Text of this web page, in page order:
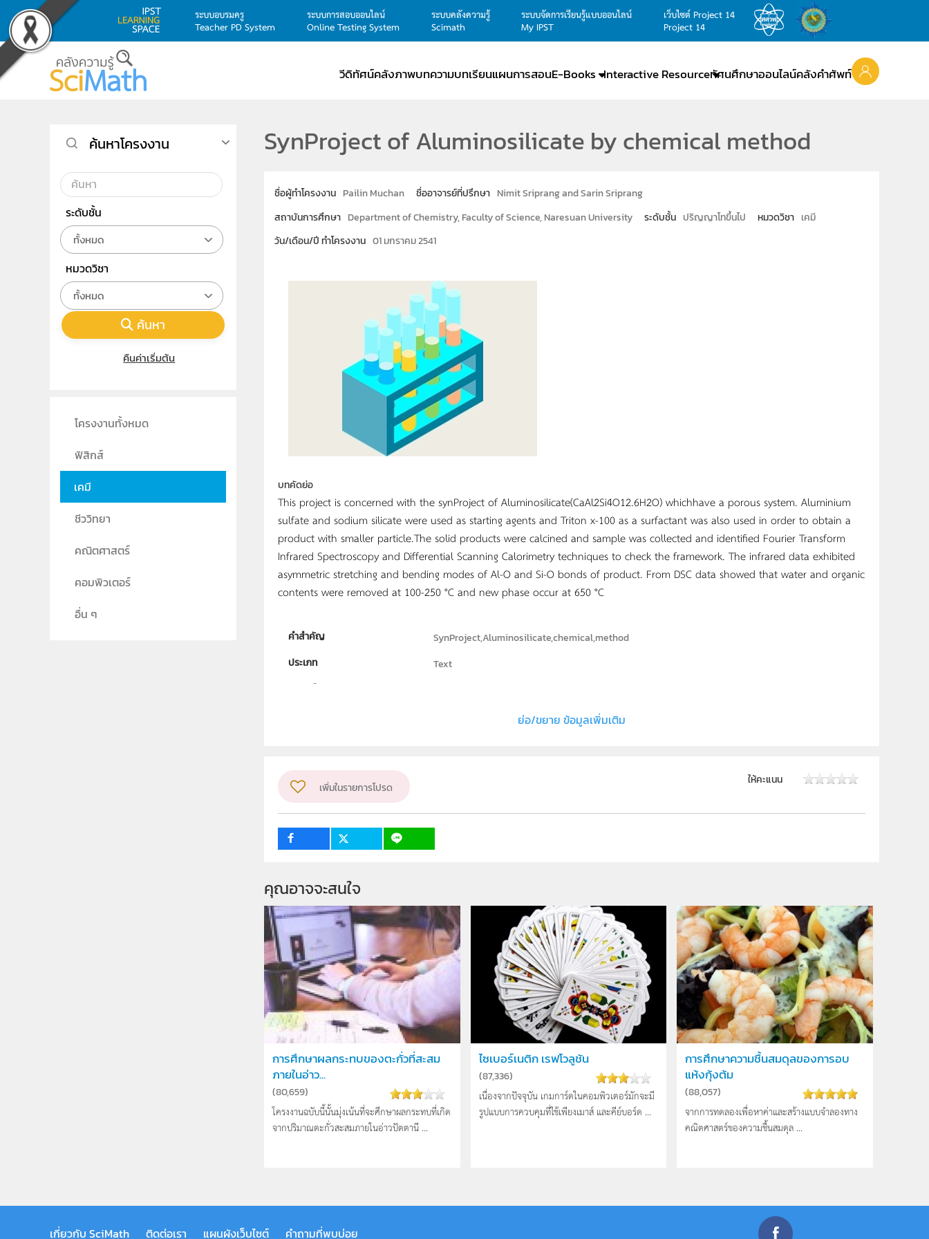
Skip to main content
ระบบอบรมครู
Teacher PD System
ระบบการสอบออนไลน์
Online Testing System
ระบบคลังความรู้
Scimath
ระบบจัดการเรียนรู้แบบออนไลน์
My IPST
เว็บไซต์ Project 14
Project 14
วีดิทัศน์คลังภาพบทความบทเรียนแผนการสอนE-Books Interactive Resourceทัศนศึกษาออนไลน์คลังคำศัพท์
SynProject of Aluminosilicate by chemical method
ชื่อผู้ทำโครงงาน Pailin Muchan ชื่ออาจารย์ที่ปรึกษา Nimit Sriprang and Sarin Sriprang
สถาบันการศึกษา Department of Chemistry, Faculty of Science, Naresuan University ระดับชั้น ปริญญาโทขึ้นไป หมวดวิชา เคมี
วัน/เดือน/ปี ทำโครงงาน 01 มกราคม 2541
บทคัดย่อ
This project is concerned with the synProject of Aluminosilicate(CaAl2Si4O12.6H2O) whichhave a porous system. Aluminium
sulfate and sodium silicate were used as starting agents and Triton x-100 as a surfactant was also used in order to obtain a
product with smaller particle.The solid products were calcined and sample was collected and identified Fourier Transform
Infrared Spectroscopy and Differential Scanning Calorimetry techniques to check the framework. The infrared data exhibited
asymmetric stretching and bending modes of Al-O and Si-O bonds of product. From DSC data showed that water and organic
contents were removed at 100-250 °C and new phase occur at 650 °C
คำสำคัญ
SynProject,Aluminosilicate,chemical,method
ประเภท
Text
ย่อ/ขยาย ข้อมูลเพิ่มเติม
เพิ่มในรายการโปรด
ให้คะแนน
คุณอาจจะสนใจ
การศึกษาผลกระทบของตะกั่วที่สะสม
ภายในอ่าว...
(80,659)
โครงงานฉบับนี้นั้นมุ่งเน้นที่จะศึกษาผลกระทบที่เกิด
จากปริมาณตะกั่วสะสมภายในอ่าวปัตตานี ...
ไซเบอร์เนติก เรฟโวลูชัน
(87,336)
เนื่องจากปัจจุบัน เกมการ์ดในคอมพิวเตอร์มักจะมี
รูปแบบการควบคุมที่ใช้เพียงเมาส์ และคีย์บอร์ด ...
การศึกษาความชื้นสมดุลของการอบ
แห้งกุ้งต้ม
(88,057)
จากการทดลองเพื่อหาค่าและสร้างแบบจำลองทาง
คณิตศาสตร์ของความชื้นสมดุล ...
ค้นหาโครงงาน
ระดับชั้น
ทั้งหมด
หมวดวิชา
ทั้งหมด
ค้นหา
คืนค่าเริ่มต้น
โครงงานทั้งหมด
ฟิสิกส์
เคมี
ชีววิทยา
คณิตศาสตร์
คอมพิวเตอร์
อื่น ๆ
เกี่ยวกับ SciMath ติดต่อเรา แผนผังเว็บไซต์ คำถามที่พบบ่อย